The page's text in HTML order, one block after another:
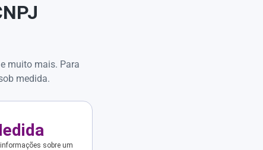
muito mais. Para
medida.
sobre um